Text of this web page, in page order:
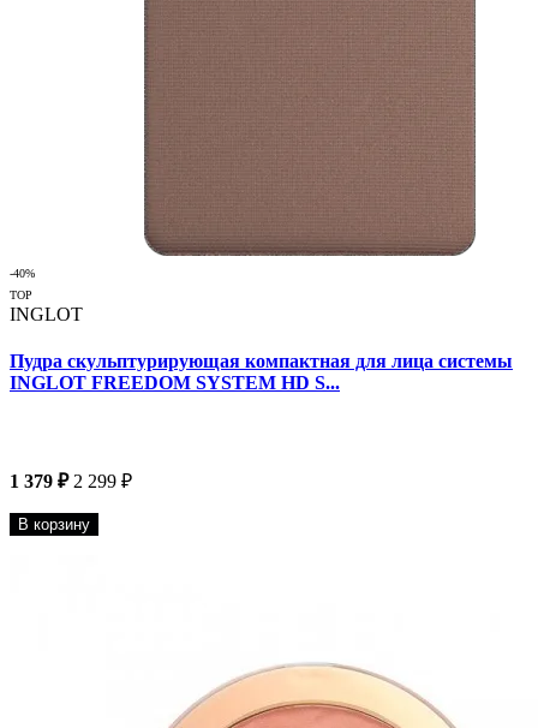
-40%
TOP
INGLOT
Пудра скульптурирующая компактная для лица системы
INGLOT FREEDOM SYSTEM HD S...
1 379 ₽ 2 299 ₽
В корзину